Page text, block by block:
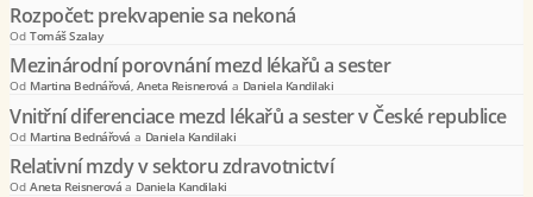
Rozpočet: prekvapenie sa nekoná
Od Tomáš Szalay
Mezinárodní porovnání mezd lékařů a sester
Od Martina Bednářová, Aneta Reisnerová a Daniela Kandilaki
Vnitřní diferenciace mezd lékařů a sester v České republice
Od Martina Bednářová a Daniela Kandilaki
Relativní mzdy v sektoru zdravotnictví
Od Aneta Reisnerová a Daniela Kandilaki